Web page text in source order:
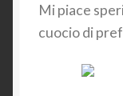
Mi piace
cuocio di